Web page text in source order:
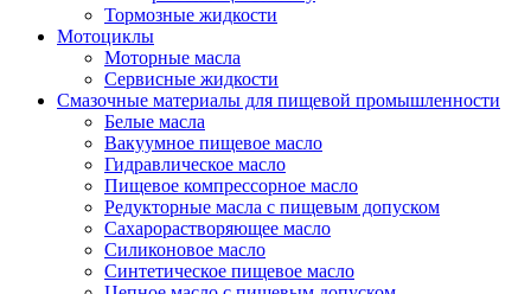
Тормозные жидкости
Мотоциклы
Моторные масла
Сервисные жидкости
Смазочные материалы для пищевой промышленности
Белые масла
Вакуумное пищевое масло
Гидравлическое масло
Пищевое компрессорное масло
Редукторные масла с пищевым допуском
Сахарорастворяющее масло
Силиконовое масло
Синтетическое пищевое масло